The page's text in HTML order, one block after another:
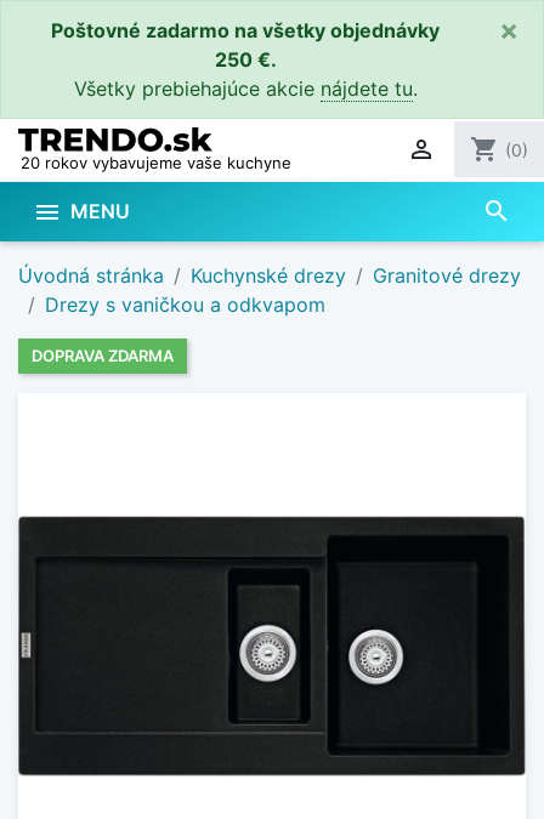
Poštovné zadarmo na všetky objednávky
250 €.
Všetky prebiehajúce akcie nájdete tu.
×
20 rokov vybavujeme vaše kuchyne  shopping_cart (0)
 MENU search
Úvodná stránka Kuchynské drezy
Granitové drezy
Drezy s vaničkou a odkvapom
DOPRAVA ZDARMA